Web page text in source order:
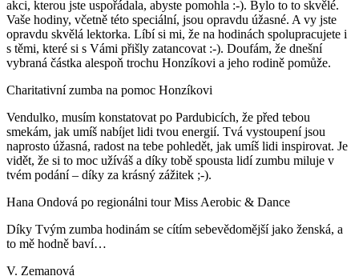
akci, kterou jste uspořádala, abyste pomohla :-). Bylo to to skvělé.
Vaše hodiny, včetně této speciální, jsou opravdu úžasné. A vy jste
opravdu skvělá lektorka. Líbí si mi, že na hodinách spolupracujete i
s těmi, které si s Vámi přišly zatancovat :-). Doufám, že dnešní
vybraná částka alespoň trochu Honzíkovi a jeho rodině pomůže.
Charitativní zumba na pomoc Honzíkovi
Vendulko, musím konstatovat po Pardubicích, že před tebou
smekám, jak umíš nabíjet lidi tvou energií. Tvá vystoupení jsou
naprosto úžasná, radost na tebe pohledět, jak umíš lidi inspirovat. Je
vidět, že si to moc užíváš a díky tobě spousta lidí zumbu miluje v
tvém podání – díky za krásný zážitek ;-).
Hana Ondová po regionálni tour Miss Aerobic & Dance
Díky Tvým zumba hodinám se cítím sebevědomější jako ženská, a
to mě hodně baví…
V. Zemanová